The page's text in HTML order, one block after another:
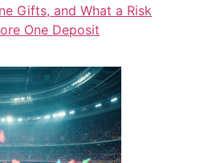
Gifts, and What a Risk
One Deposit